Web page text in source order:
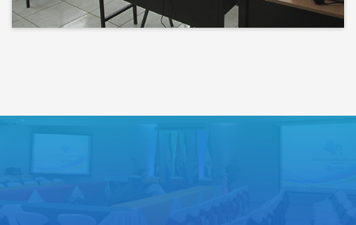
todos tus mañanas